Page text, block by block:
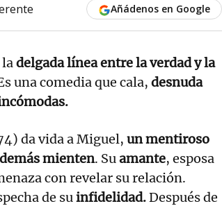
Añádenos en Google
delgada línea entre la verdad y la
una comedia que cala, desnuda
da vida a Miguel, un mentiroso
mienten. Suamante, esposa
con revelar su relación.
de suinfidelidad.Después de